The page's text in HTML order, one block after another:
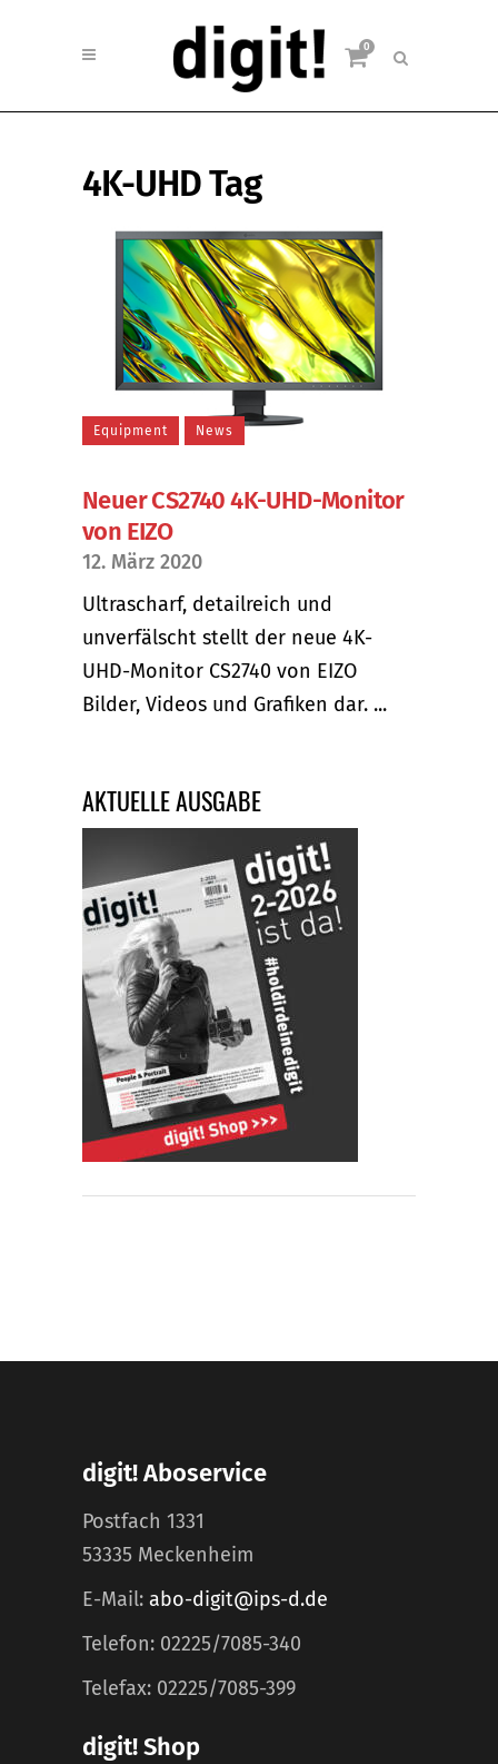
0
4K-UHD Tag
Equipment News
Neuer CS2740 4K-UHD-Monitor
von EIZO
12. März 2020
Ultrascharf, detailreich und
unverfälscht stellt der neue 4K-
UHD-Monitor CS2740 von EIZO
Bilder, Videos und Grafiken dar. ...
AKTUELLE AUSGABE
digit! Aboservice
Postfach 1331
53335 Meckenheim
E-Mail: abo-digit@ips-d.de
Telefon: 02225/7085-340
Telefax: 02225/7085-399
digit! Shop